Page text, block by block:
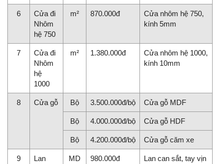
6
Cửa đi
Nhôm
hệ 750
m² 870.000đ
Cửa nhôm hệ 750,
kính 5mm
7
Cửa đi
Nhôm
hệ
1000
m² 1.380.000đ
Cửa nhôm hệ 1000,
kính 10mm
8 Cửa gỗ Bộ 3.500.000đ/bộ Cửa gỗ MDF
Bộ 4.000.000đ/bộ Cửa gỗ HDF
Bộ 4.200.000đ/bộ Cửa gỗ căm xe
9
Lan
MD 980.000đ
Lan can sắt, tay vịn